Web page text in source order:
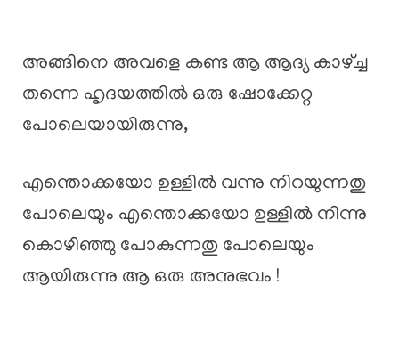
അങ്ങിനെ അവളെ കണ്ട ആ ആദ്യ കാഴ്ച്ച
തന്നെ ഹൃദയത്തിൽ ഒരു ഷോക്കേറ്റ
പോലെയായിരുന്നു,
എന്തൊക്കയോ ഉള്ളിൽ വന്നു നിറയുന്നതു
പോലെയും എന്തൊക്കയോ ഉള്ളിൽ നിന്നു
കൊഴിഞ്ഞു പോകുന്നതു പോലെയും
ആയിരുന്നു ആ ഒരു അനുഭവം !